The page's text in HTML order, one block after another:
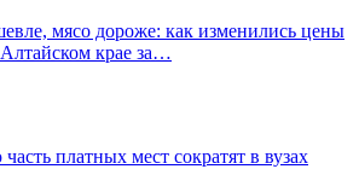
мясо дороже: как изменились цены
крае за…
платных мест сократят в вузах